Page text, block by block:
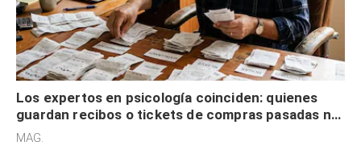
Los expertos en psicología coinciden: quienes
guardan recibos o tickets de compras pasadas no
son acumuladores, sino que tienen necesidad de
MAG.